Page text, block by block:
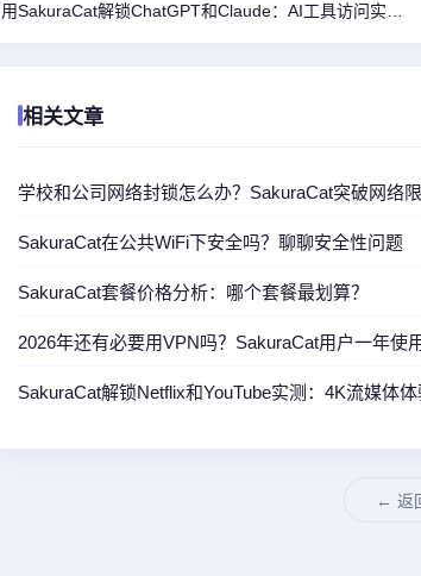
相关文章
学校和公司网络封锁怎么办？SakuraCat突破网络
SakuraCat在公共WiFi下安全吗？聊聊安全性问题
SakuraCat套餐价格分析：哪个套餐最划算？
2026年还有必要用VPN吗？SakuraCat用户一年使
SakuraCat解锁Netflix和YouTube实测：4K流媒体
← 返